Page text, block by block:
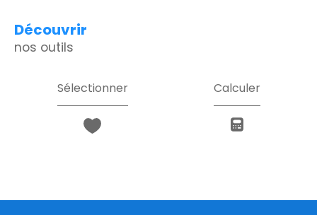
découvrir
nos outils
Sélectionner Calculer